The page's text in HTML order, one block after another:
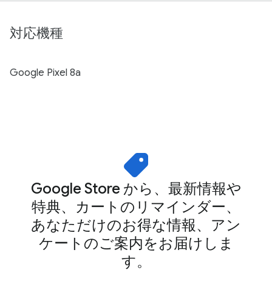
対応機種
Google Pixel 8a
Google Store から、最新情報や
特典、カートのリマインダー、
あなただけのお得な情報、アン
ケートのご案内をお届けしま
す。